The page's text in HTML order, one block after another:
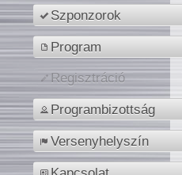
Szponzorok
Program
Regisztráció
Programbizottság
Versenyhelyszín